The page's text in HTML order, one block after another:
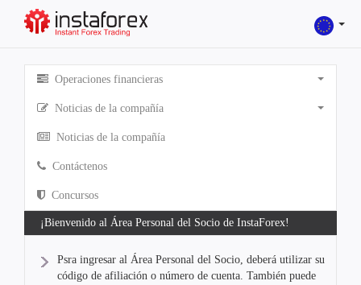
Operaciones financieras
Noticias de la compañía
Noticias de la compañía
Contáctenos
Concursos
¡Bienvenido al Área Personal del Socio de InstaForex!
Psra ingresar al Área Personal del Socio, deberá utilizar su
código de afiliación o número de cuenta. También puede